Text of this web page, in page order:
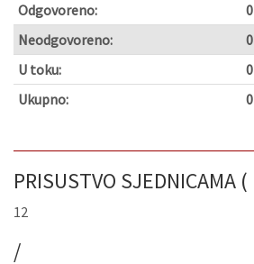
Ukupno: 0
Odgovoreno: 0
Neodgovoreno:
0
U toku:
0
PRISUSTVO SJEDNICAMA (
12
/